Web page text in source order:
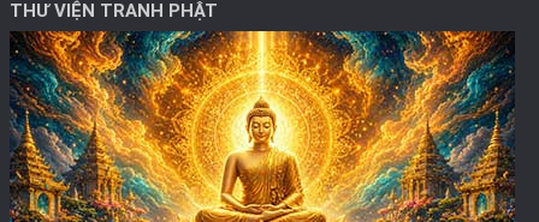
THƯ VIỆN TRANH PHẬT